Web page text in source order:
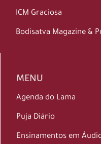
ICM Graciosa
Bodisatva Magazine &
MENU
Agenda do Lama
Puja Diário
Ensinamentos em